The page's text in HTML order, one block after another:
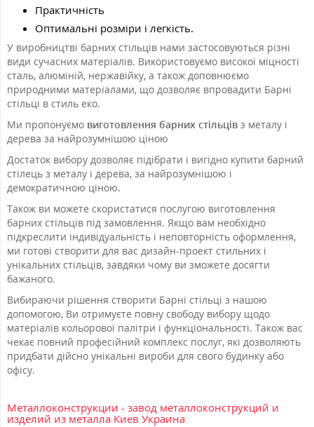
Практичність
Оптимальні розміри і легкість.
У виробництві барних стільців нами застосовуються різні
види сучасних матеріалів. Використовуємо високої міцності
сталь, алюміній, нержавійку, а також доповнюємо
природними матеріалами, що дозволяє впровадити Барні
стільці в стиль еко.
Ми пропонуємо виготовлення барних стільців з металу і
дерева за найрозумнішою ціною
Достаток вибору дозволяє підібрати і вигідно купити барний
стілець з металу і дерева, за найрозумнішою і
демократичною ціною.
Також ви можете скористатися послугою виготовлення
барних стільців під замовлення. Якщо вам необхідно
підкреслити індивідуальність і неповторність оформлення,
ми готові створити для вас дизайн-проект стильних і
унікальних стільців, завдяки чому ви зможете досягти
бажаного.
Вибираючи рішення створити Барні стільці з нашою
допомогою, Ви отримуєте повну свободу вибору щодо
матеріалів кольорової палітри і функціональності. Також вас
чекає повний професійний комплекс послуг, які дозволяють
придбати дійсно унікальні вироби для свого будинку або
офісу.
Металлоконструкции - завод металлоконструкций и
изделий из металла Киев Украина